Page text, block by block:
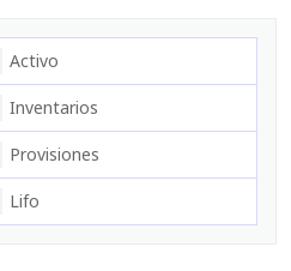
Activo
Inventarios
Provisiones
Lifo